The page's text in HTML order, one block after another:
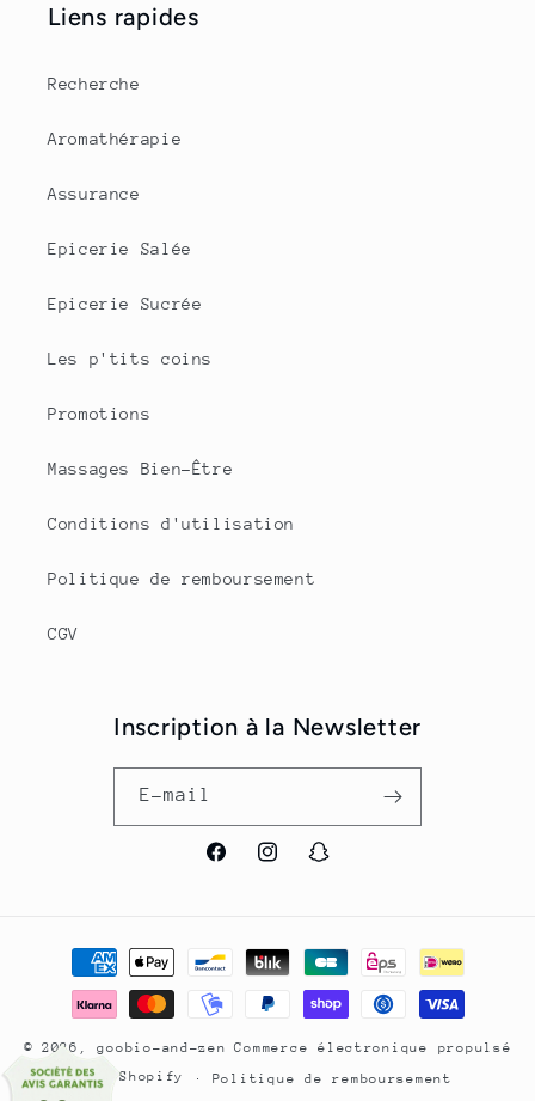
Liens rapides
Recherche
Aromathérapie
Assurance
Epicerie Salée
Epicerie Sucrée
Les p'tits coins
Promotions
Massages Bien-Être
Conditions d'utilisation
Politique de remboursement
CGV
Inscription à la Newsletter
E-mail
FacebookInstagramSnapchat
Moyens
paiement
© 2026,goobio-and-zen
Commerce électronique propulsé
par Shopify
Politique de remboursement